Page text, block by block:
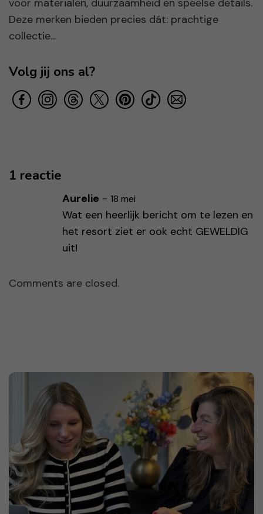
voor materialen, duurzaamheid en speelse details.
Deze merken bieden precies dát: prachtige
collectie...
Volg jij ons al?
1 reactie
Aurelie - 18 mei
Wat een heerlijk bericht om te lezen en
het resort ziet er ook echt GEWELDIG
uit!
Comments are closed.